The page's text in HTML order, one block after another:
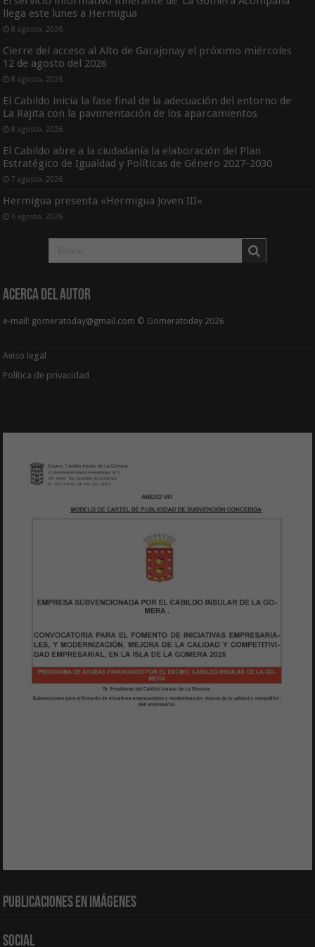
llega este lunes a Hermigua
8 agosto, 2026
Cierre del acceso al Alto de Garajonay el próximo miércoles
12 de agosto del 2026
8 agosto, 2026
El Cabildo inicia la fase final de la adecuación del entorno de
La Rajita con la pavimentación de los aparcamientos
8 agosto, 2026
El Cabildo abre a la ciudadanía la elaboración del Plan
Estratégico de Igualdad y Políticas de Género 2027-2030
7 agosto, 2026
Hermigua presenta «Hermigua Joven III»
6 agosto, 2026
Acerca del Autor
e-mail: gomeratoday@gmail.com © Gomeratoday 2026
Aviso legal
Política de privacidad
Publicaciones en Imágenes
Social